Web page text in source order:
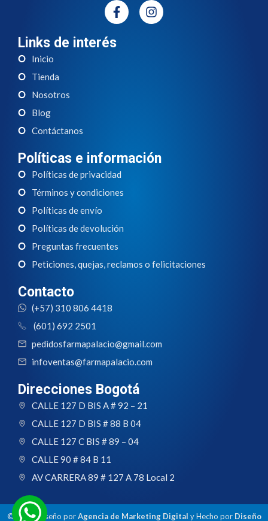
Links de interés
Inicio
Tienda
Nosotros
Blog
Contáctanos
Políticas e información
Políticas de privacidad
Términos y condiciones
Políticas de envío
Políticas de devolución
Preguntas frecuentes
Peticiones, quejas, reclamos o felicitaciones
Contacto
(+57) 310 806 4418
(601) 692 2501
pedidosfarmapalacio@gmail.com
infoventas@farmapalacio.com
Direcciones Bogotá
CALLE 127 D BIS A # 92 – 21
CALLE 127 D BIS # 88 B 04
CALLE 127 C BIS # 89 – 04
CALLE 90 # 84 B 11
AV CARRERA 89 # 127 A 78 Local 2
© 2024 Diseño porAgencia de Marketing Digital y Hecho por Diseño